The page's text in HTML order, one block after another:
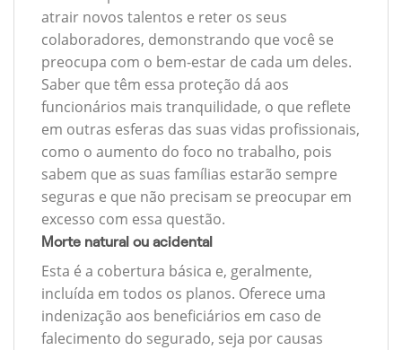
atrair novos talentos e reter os seus
colaboradores, demonstrando que você se
preocupa com o bem-estar de cada um deles.
Saber que têm essa proteção dá aos
funcionários mais tranquilidade, o que reflete
em outras esferas das suas vidas profissionais,
como o aumento do foco no trabalho, pois
sabem que as suas famílias estarão sempre
seguras e que não precisam se preocupar em
excesso com essa questão.
Morte natural ou acidental
Esta é a cobertura básica e, geralmente,
incluída em todos os planos. Oferece uma
indenização aos beneficiários em caso de
falecimento do segurado, seja por causas